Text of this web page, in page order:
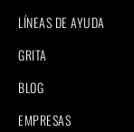
LÍNEAS DE AYUDA
GRITA
BLOG
EMPRESAS